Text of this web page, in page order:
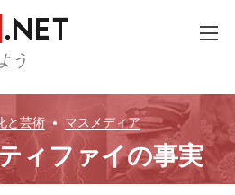
う
と芸術 マスメディア
ィファイの事実